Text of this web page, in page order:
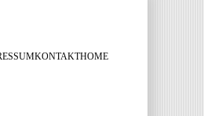
KONTAKTHOME